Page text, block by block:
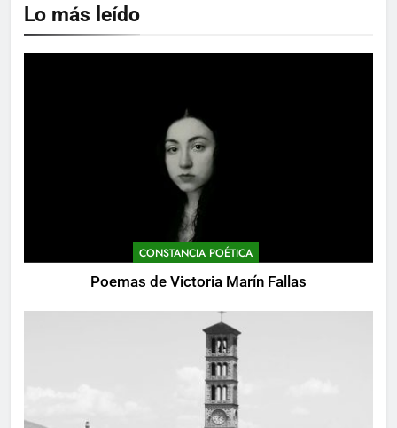
Lo más leído
CONSTANCIA POÉTICA
Poemas de Victoria Marín Fallas